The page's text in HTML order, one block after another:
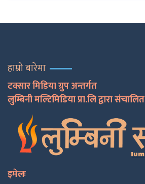
हाम्रो बारेमा
टक्सार मिडिया ग्रुप अन्तर्गत
लुम्बिनी मल्टिमिडिया प्रा.लि द्वारा संचालित
इमेलः